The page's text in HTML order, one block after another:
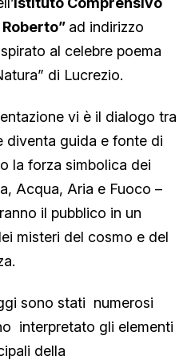
ad indirizzo
al celebre poema
di Lucrezio.
vi è il dialogo tra
diventa guida e fonte di
la forza simbolica dei
Acqua, Aria e Fuoco –
il pubblico in un
misteri del cosmo e del
sono stati numerosi
interpretato gli elementi
della